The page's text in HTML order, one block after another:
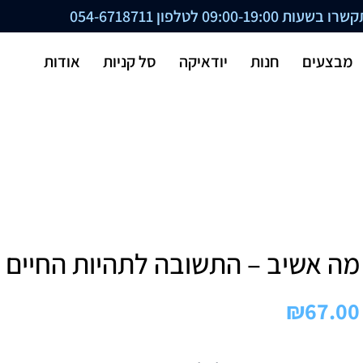
09:00-19:00 לטלפון 054-6718711
מבצעים חנות יודאיקה סל קניות אודות
מה אשיב – התשובה לתהיות החיים
₪67.00